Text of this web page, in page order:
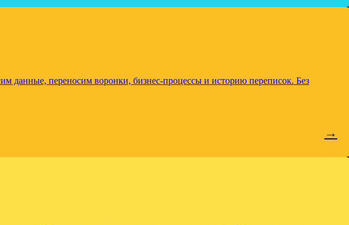
данные, переносим воронки, бизнес-процессы и историю переписок. Без
→